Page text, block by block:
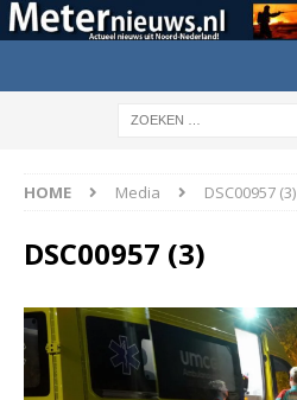
HOME Media DSC00957 (3)
DSC00957 (3)